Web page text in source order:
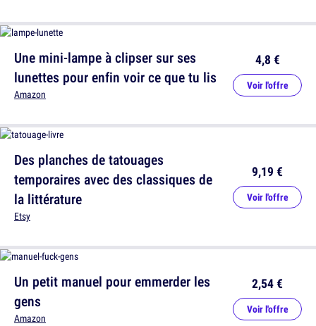
Des planches de tatouages
temporaires avec des classiques de
la littérature
Etsy
9,19 €
Voir l'offre
Une mini-lampe à clipser sur ses
lunettes pour enfin voir ce que tu lis
Amazon
4,8 €
Voir l'offre
Un petit manuel pour emmerder les
gens
Amazon
2,54 €
Voir l'offre